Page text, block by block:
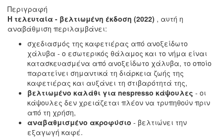
Περιγραφή
Η τελευταία - βελτιωμένη έκδοση (2022) , αυτή η
αναβάθμιση περιλαμβάνει:
σχεδιασμός της καφετιέρας από ανοξείδωτο
χάλυβα - ο εσωτερικός θάλαμος και το νήμα είναι
κατασκευασμένα από ανοξείδωτο χάλυβα, το οποίο
παρατείνει σημαντικά τη διάρκεια ζωής της
καφετιέρας και αυξάνει τη στιβαρότητά της,
βελτιωμένο καλάθι για nespresso κάψουλες - οι
κάψουλες δεν χρειάζεται πλέον να τρυπηθούν πριν
από τη χρήση,
αναβαθμισμένο ακροφύσιο - βελτιώνει την
εξαγωγή καφέ.